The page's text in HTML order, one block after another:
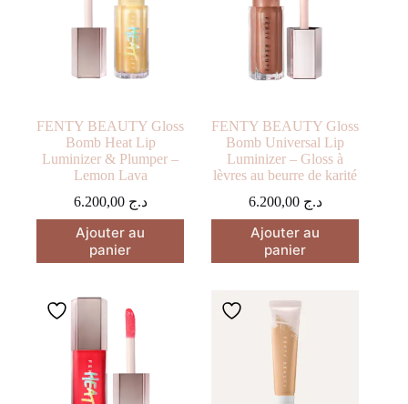
FENTY BEAUTY Gloss
Bomb Heat Lip
Luminizer & Plumper –
Lemon Lava
د.ج 6.200,00
Ajouter au
panier
FENTY BEAUTY Gloss
Bomb Universal Lip
Luminizer – Gloss à
lèvres au beurre de karité
د.ج 6.200,00
Ajouter au
panier